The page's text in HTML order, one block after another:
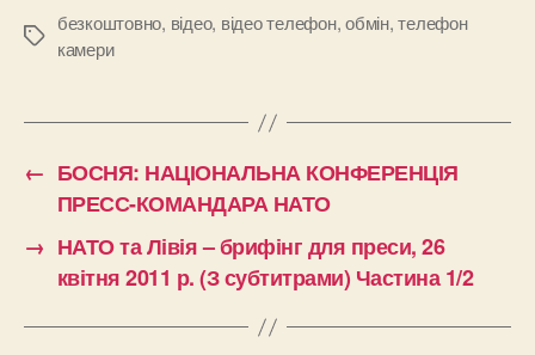
Позначки
безкоштовно, відео, відео телефон,обмін,телефон
камери
← БОСНЯ: НАЦІОНАЛЬНА КОНФЕРЕНЦІЯ
ПРЕСС-КОМАНДАРА НАТО
→ НАТО та Лівія – брифінг для преси, 26
квітня 2011 р. (З субтитрами) Частина 1/2